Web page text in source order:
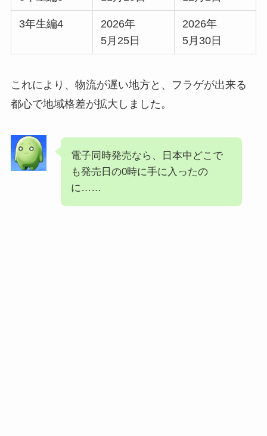
3年生編4
2026年
5月25日
2026年
5月30日
これにより、 物流が遅い地方と、フラゲが出来る
都心で地域格差が拡大 しました。
電子同時発売なら、日本中どこで
も発売日の0時に手に入ったの
に……